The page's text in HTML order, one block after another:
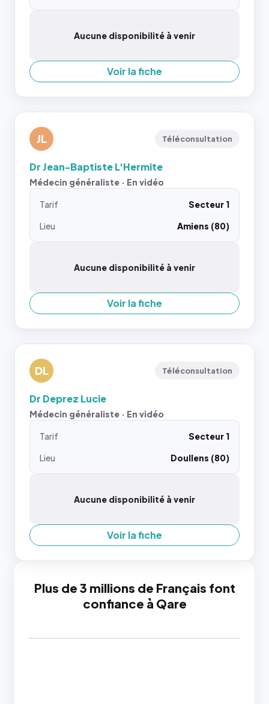
Aucune disponibilité à venir
Voir la fiche
JL Téléconsultation
Dr Jean-Baptiste L'Hermite
Médecin généraliste · En vidéo
Tarif
Secteur 1
Lieu
Amiens (80)
Aucune disponibilité à venir
Voir la fiche
DL Téléconsultation
Dr Deprez Lucie
Médecin généraliste · En vidéo
Tarif
Secteur 1
Lieu
Doullens (80)
Aucune disponibilité à venir
Voir la fiche
Plus de 3 millions de Français font
confiance à Qare